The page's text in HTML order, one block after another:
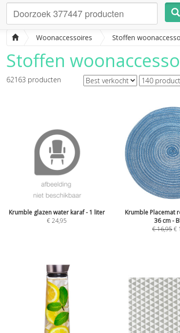
Woonaccessoires Stoffen
Stoffen
62163 producten
Krumble glazen water karaf - 1 liter
€24,95
Krumble Placemat
36 cm -
€16,95€